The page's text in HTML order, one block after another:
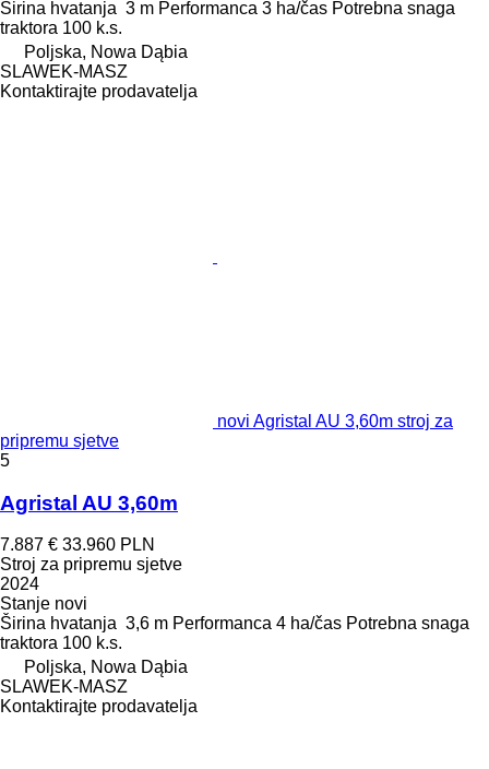
Širina hvatanja 3 m Performanca 3 ha/čas Potrebna snaga
traktora 100 k.s.
Poljska, Nowa Dąbia
SLAWEK-MASZ
Kontaktirajte prodavatelja
novi Agristal AU 3,60m stroj za
pripremu sjetve
5
Agristal AU 3,60m
7.887 € 33.960 PLN
Stroj za pripremu sjetve
2024
Stanje novi
Širina hvatanja 3,6 m Performanca 4 ha/čas Potrebna snaga
traktora 100 k.s.
Poljska, Nowa Dąbia
SLAWEK-MASZ
Kontaktirajte prodavatelja